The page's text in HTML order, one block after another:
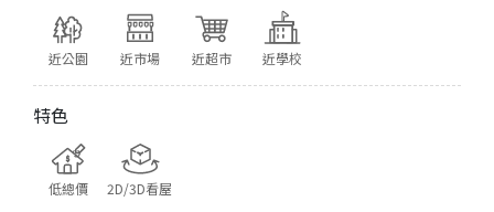
近公園 近市場 近超市 近學校
特色
低總價 2D/3D看屋